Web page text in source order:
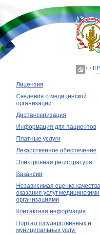
◦ ◦
Лицензия
Сведения о медицинской
организации
Диспансеризация
Информация для пациентов
Платные услуги
Лекарственное обеспечение
Электронная регистратура
Вакансии
Независимая оценка качества
оказания услуг медицинскими
организациями
Контактная информация
Портал государственных и
муниципальных услуг